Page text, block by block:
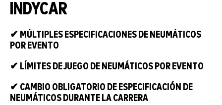
INDYCAR
✔ MÚLTIPLES ESPECIFICACIONES DE NEUMÁTICOS
POR EVENTO
✔ LÍMITES DE JUEGO DE NEUMÁTICOS POR EVENTO
✔ CAMBIO OBLIGATORIO DE ESPECIFICACIÓN DE
NEUMÁTICOS DURANTE LA CARRERA